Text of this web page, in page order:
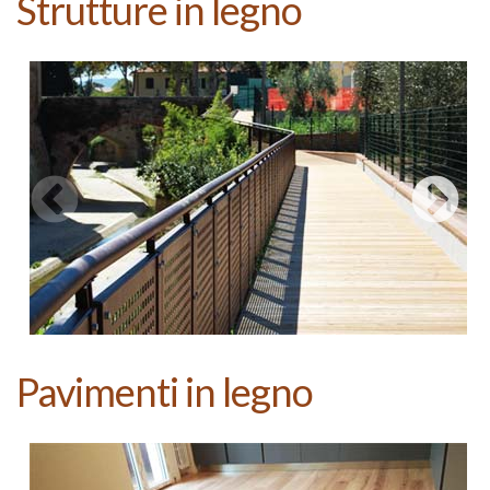
Strutture in legno
Pavimenti in legno